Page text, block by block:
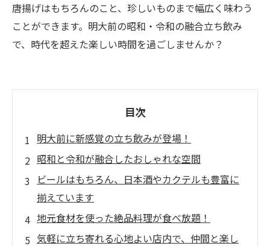
唐揚げはもちろんのこと、珍しいものまで幅広く味わう
ことができます。明大前の昭和・令和の融合立ち飲み
で、時代を超えた楽しい時間を過ごしませんか？
目次
明大前に新感覚の立ち飲みが登場！
昭和と令和が融合したおしゃれな空間
ビールはもちろん、日本酒やカクテルも豊富に
揃えています
地元食材を使った絶品料理が食べ放題！
気軽に立ち寄れる心地よい店内で、仲間と楽し